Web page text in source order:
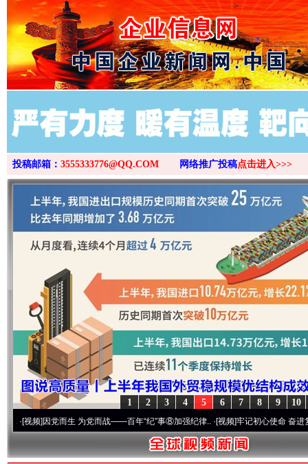
>
投稿邮箱： 3555333776@QQ.COM 网络推广投稿点击进入>>>
10
9
8
7
6
5
4
3
2
1
因党而生 为党而战——百年“纪”事⑧加强纪律..·[视频]牢记初心使命 奋进复兴征程丨
网上购药对药下症？